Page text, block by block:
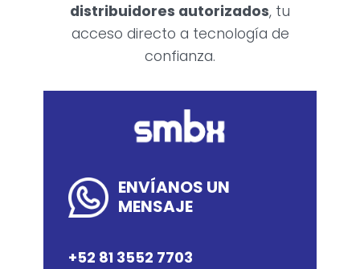
distribuidores autorizados, tu
acceso directo a tecnología de
confianza.
ENVÍANOS UN
MENSAJE
+52 ​81 3552 7703